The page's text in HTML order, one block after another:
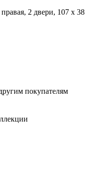
2 двери, 107 x 38
покупателям